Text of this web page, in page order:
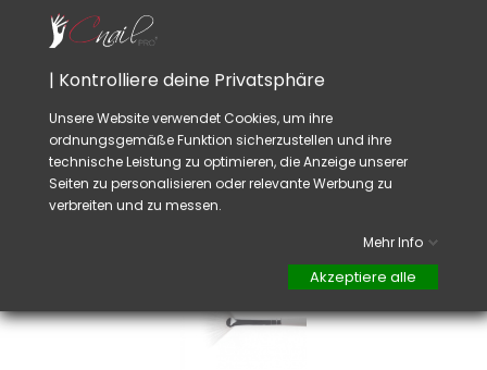
Rat:
Wenn Sie die Technik
aussuchen,einmal die Paillettenauf der
Aufbau Form fixiert, feilenSie diePailletten
darüber hinaus schauen.Dies sorgt für eine
glatte undmakellose beendung.
VIELLEICHT GEFÄLLT IHNEN AUCH
| Kontrolliere deine Privatsphäre
Unsere Website verwendet Cookies, um ihre
ordnungsgemäße Funktion sicherzustellen und ihre
technische Leistung zu optimieren, die Anzeige unserer
Seiten zu personalisieren oder relevante Werbung zu
verbreiten und zu messen.
Mehr Info
Akzeptiere alle